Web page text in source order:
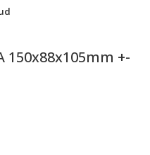
150x88x105mm +-